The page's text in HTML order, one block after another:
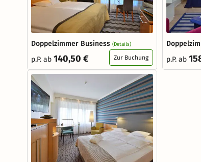
Doppelzimmer Business (Details)
p.P. ab 140,50 € Zur Buchung p.P. ab